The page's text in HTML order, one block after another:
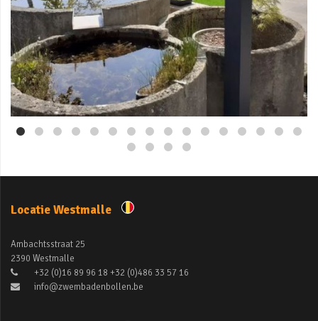
Mei 3
Locatie Westmalle
Ambachtsstraat 25
2390 Westmalle
+32 (0)16 89 96 18 +32 (0)486 33 57 16
info@zwembadenbollen.be